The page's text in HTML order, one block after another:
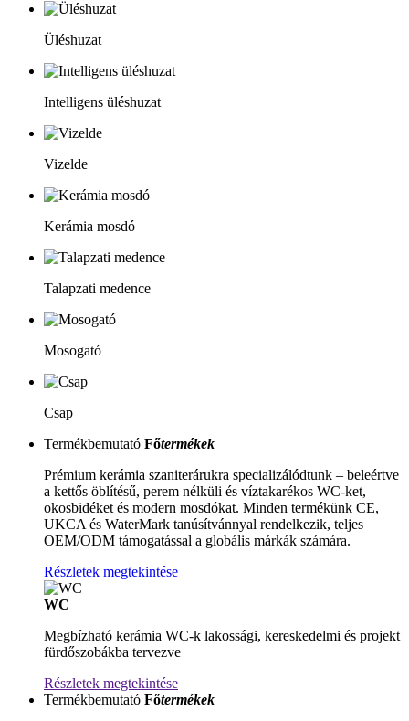
Üléshuzat
Intelligens üléshuzat
Vizelde
Kerámia mosdó
Talapzati medence
Mosogató
Csap
Termékbemutató Főtermékek
Prémium kerámia szaniterárukra specializálódtunk – beleértve
a kettős öblítésű, perem nélküli és víztakarékos WC-ket,
okosbidéket és modern mosdókat. Minden termékünk CE,
UKCA és WaterMark tanúsítvánnyal rendelkezik, teljes
OEM/ODM támogatással a globális márkák számára.
Részletek megtekintése
WC
Megbízható kerámia WC-k lakossági, kereskedelmi és projekt
fürdőszobákba tervezve
Részletek megtekintése
Termékbemutató Főtermékek